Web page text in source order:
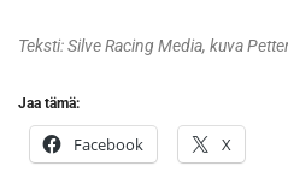
Teksti: Silve Racing Media, kuva
Jaa tämä:
Facebook X